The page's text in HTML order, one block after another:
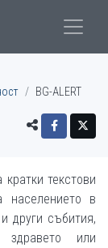
BG-ALERT
текстови
населението в
други събития,
здравето или